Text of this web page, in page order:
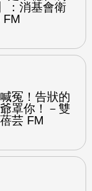
：消基會衛
FM
冤！告狀的
罩你！－雙
芸 FM